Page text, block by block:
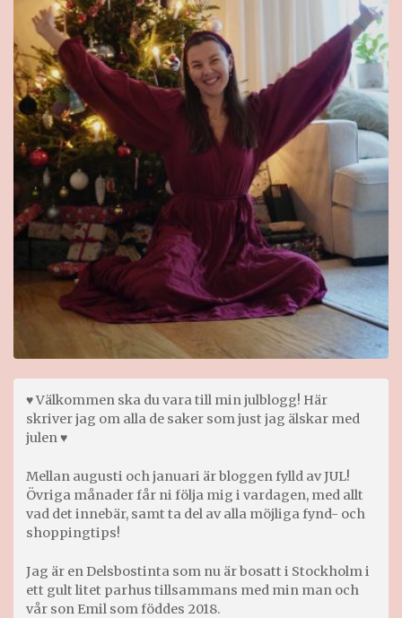
♥ Välkommen ska du vara till min julblogg! Här
skriver jag om alla de saker som just jag älskar med
julen ♥
Mellan augusti och januari är bloggen fylld av JUL!
Övriga månader får ni följa mig i vardagen, med allt
vad det innebär, samt ta del av alla möjliga fynd- och
shoppingtips!
Jag är en Delsbostinta som nu är bosatt i Stockholm i
ett gult litet parhus tillsammans med min man och
vår son Emil som föddes 2018.